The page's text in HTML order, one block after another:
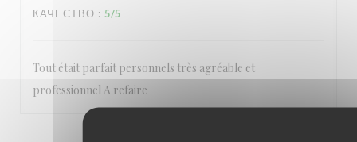
КАЧЕСТВО : 5/5
Tout était parfait personnels très agréable et
professionnel A refaire